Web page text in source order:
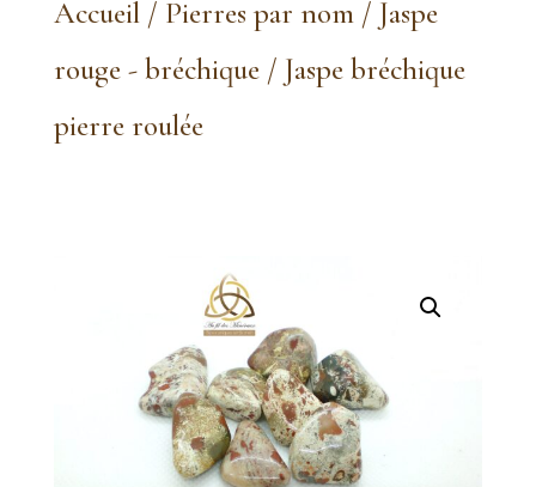
Accueil/ Pierres par nom/ Jaspe
rouge - bréchique/ Jaspe bréchique
pierre roulée